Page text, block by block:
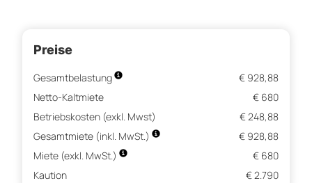
Preise
Gesamtbelastung
€ 928,88
Netto-Kaltmiete
€ 680
Betriebskosten (exkl. Mwst)
€ 248,88
Gesamtmiete (inkl. MwSt.)
€ 928,88
Miete (exkl. MwSt.)
€ 680
Kaution
€ 2.790